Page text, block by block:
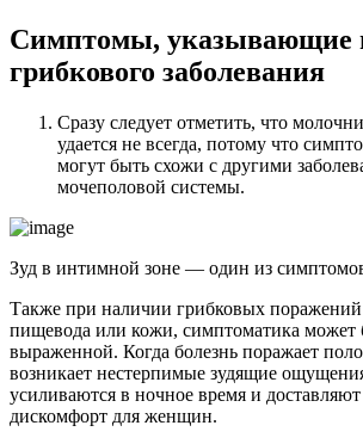
Симптомы, указывающие
грибкового заболевания
Сразу следует отметить, что
удается не всегда, потому что
могут быть схожи с другими
мочеполовой системы.
Зуд в интимной зоне — один из
Также при наличии грибковых
пищевода или кожи, симптоматика может
выраженной. Когда болезнь поражает
возникает нестерпимые зудящие
усиливаются в ночное время и
дискомфорт для женщин.